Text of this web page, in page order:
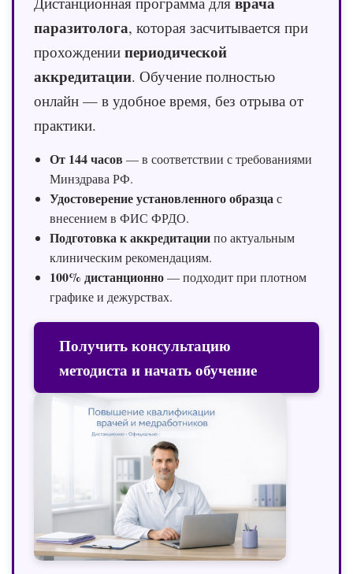
паразитолога, которая засчитывается при
прохождении периодической
аккредитации. Обучение полностью
онлайн — в удобное время, без отрыва от
практики.
От 144 часов — в соответствии с требованиями
Минздрава РФ.
Удостоверение установленного образцас
внесением в ФИС ФРДО.
Подготовка к аккредитациипо актуальным
клиническим рекомендациям.
100% дистанционно— подходит при плотном
графике и дежурствах.
Получить консультацию
методиста и начать обучение